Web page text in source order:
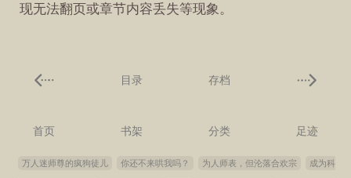
现无法翻页或章节内容丢失等现象。
目录 存档
首页 书架 分类 足迹
万人迷师尊的疯狗徒儿 你还不来哄我吗？ 为人师表，但沦落合欢宗 成为科